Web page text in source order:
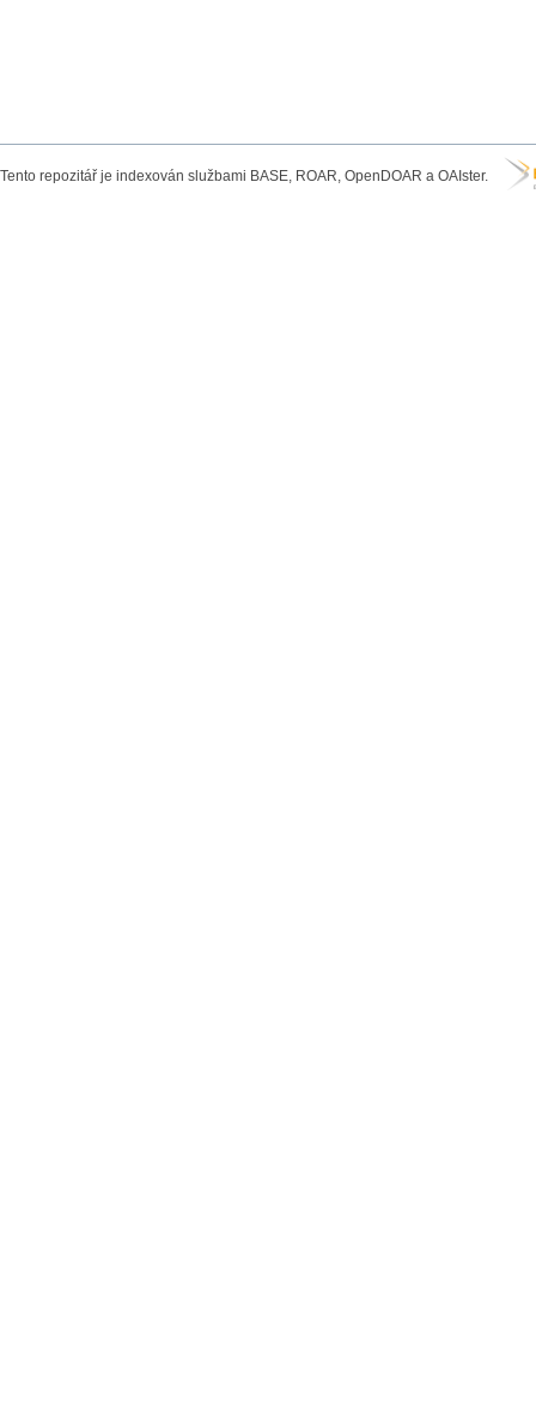
Tento repozitář je indexován službami BASE, ROAR, OpenDOAR a OAIster.